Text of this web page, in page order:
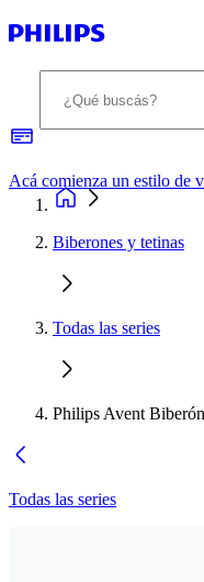
Biberones y tetinas
Todas las series
Philips Avent
Todas las series